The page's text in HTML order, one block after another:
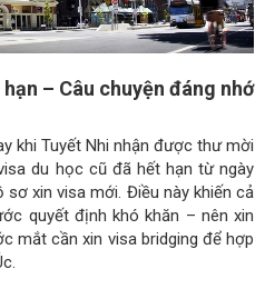
– Câu chuyện đáng nhớ
khi Tuyết Nhi nhận được thư mời
du học cũ đã hết hạn từ ngày
xin visa mới. Điều này khiến cả
quyết định khó khăn – nên xin
mắt cần xin visa bridging để hợp